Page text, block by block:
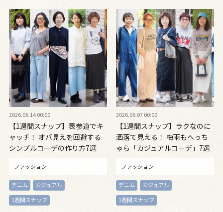
2026.06.14 00:00
【1週間スナップ】表参道でキ
ャッチ！ オバ見えを回避する
シンプルコーデの作り方7選
ファッション
デニム
カジュアル
1週間スナップ
2026.06.07 00:00
【1週間スナップ】ラクなのに
洒落て見える！ 梅雨もへっち
ゃら「カジュアルコーデ」7選
ファッション
デニム
カジュアル
1週間スナップ